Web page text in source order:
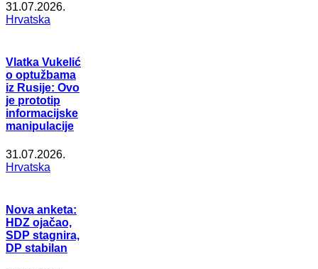
31.07.2026.
Hrvatska
Vlatka Vukelić
o optužbama
iz Rusije: Ovo
je prototip
informacijske
manipulacije
31.07.2026.
Hrvatska
Nova anketa:
HDZ ojačao,
SDP stagnira,
DP stabilan